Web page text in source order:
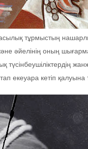
тұрмыстың
әйелінің оның
түсінбеушіліктердің
екеуара кетіп